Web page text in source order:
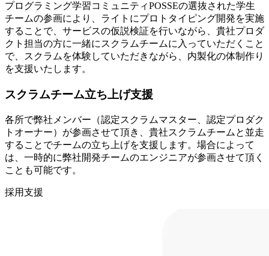
プログラミング学習コミュニティPOSSEの選抜された学生
チームの参画により、ライトにプロトタイピング開発を実施
することで、サービスの仮説検証を行いながら、貴社プロダ
クト担当の方に一緒にスクラムチームに入っていただくこと
で、スクラムを体験していただきながら、内製化の体制作り
を支援いたします。
スクラムチーム立ち上げ支援
各所で弊社メンバー（認定スクラムマスター、認定プロダク
トオーナー）が参画させて頂き、貴社スクラムチームと並走
することでチームの立ち上げを支援します。場合によって
は、一時的に弊社開発チームのエンジニアが参画させて頂く
ことも可能です。
採用支援